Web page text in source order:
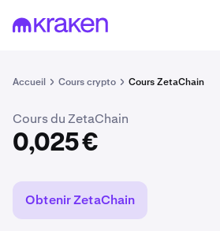
Accueil Cours crypto Cours ZetaChain
0,025 €
Cours du ZetaChain
0,025 €
Obtenir ZetaChain